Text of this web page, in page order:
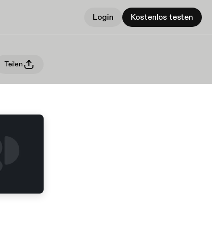
Login Kostenlos testen
Teilen